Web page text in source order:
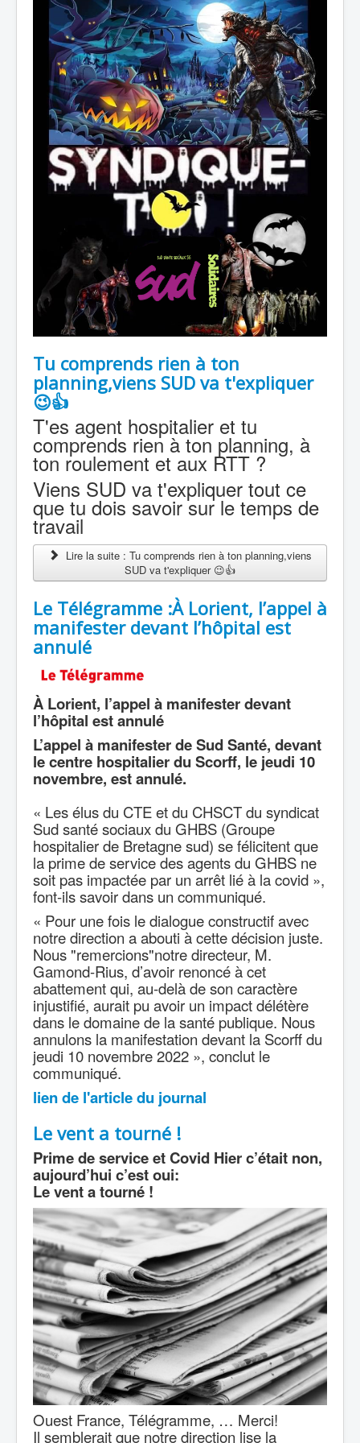
Tu comprends rien à ton
planning,viens SUD va t'expliquer
😉👍
T'es agent hospitalier et tu
comprends rien à ton planning, à
ton roulement et aux RTT ?
Viens SUD va t'expliquer tout ce
que tu dois savoir sur le temps de
travail
Lire la suite : Tu comprends rien à ton planning,viens
SUD va t'expliquer 😉👍
Le Télégramme :À Lorient, l’appel à
manifester devant l’hôpital est
annulé
À Lorient, l’appel à manifester devant
l’hôpital est annulé
L’appel à manifester de Sud Santé, devant
le centre hospitalier du Scorff, le jeudi 10
novembre, est annulé.
« Les élus du CTE et du CHSCT du syndicat
Sud santé sociaux du GHBS (Groupe
hospitalier de Bretagne sud) se félicitent que
la prime de service des agents du GHBS ne
soit pas impactée par un arrêt lié à la covid »,
font-ils savoir dans un communiqué.
« Pour une fois le dialogue constructif avec
notre direction a abouti à cette décision juste.
Nous "remercions"notre directeur, M.
Gamond-Rius, d’avoir renoncé à cet
abattement qui, au-delà de son caractère
injustifié, aurait pu avoir un impact délétère
dans le domaine de la santé publique. Nous
annulons la manifestation devant la Scorff du
jeudi 10 novembre 2022 », conclut le
communiqué.
lien de l'article du journal
Le vent a tourné !
Prime de service et Covid Hier c’était non,
aujourd’hui c’est oui:
Le vent a tourné !
Ouest France, Télégramme, … Merci!
Il semblerait que notre direction lise la